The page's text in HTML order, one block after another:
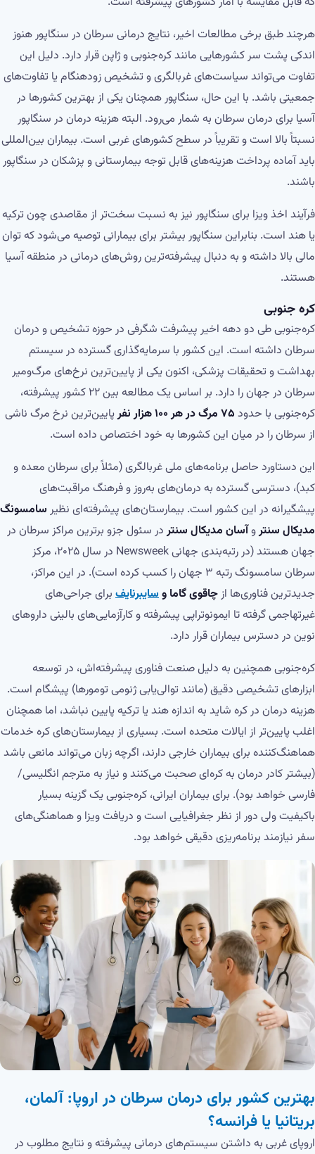
هرچند طبق برخی مطالعات اخیر، نتایج درمانی سرطان در سنگاپور هنوز
اندکی پشت سر کشورهایی مانند کره‌جنوبی و ژاپن قرار دارد. دلیل این
تفاوت می‌تواند سیاست‌های غربالگری و تشخیص زودهنگام یا تفاوت‌های
جمعیتی باشد. با این حال، سنگاپور همچنان یکی از بهترین کشورها در
آسیا برای درمان سرطان به شمار می‌رود. البته هزینه درمان در سنگاپور
نسبتاً بالا است و تقریباً در سطح کشورهای غربی است. بیماران بین‌المللی
باید آماده پرداخت هزینه‌های قابل توجه بیمارستانی و پزشکان در سنگاپور
باشند.
فرآیند اخذ ویزا برای سنگاپور نیز به نسبت سخت‌تر از مقاصدی چون ترکیه
یا هند است. بنابراین سنگاپور بیشتر برای بیمارانی توصیه می‌شود که توان
مالی بالا داشته و به دنبال پیشرفته‌ترین روش‌های درمانی در منطقه آسیا
هستند.
کره جنوبی
کره‌جنوبی طی دو دهه اخیر پیشرفت شگرفی در حوزه تشخیص و درمان
سرطان داشته است. این کشور با سرمایه‌گذاری گسترده در سیستم
بهداشت و تحقیقات پزشکی، اکنون یکی از پایین‌ترین نرخ‌های مرگ‌ومیر
سرطان در جهان را دارد. بر اساس یک مطالعه بین ۲۲ کشور پیشرفته،
کره‌جنوبی با حدود ۷۵ مرگ در هر ۱۰۰ هزار نفر
پایین‌ترین نرخ مرگ ناشی
از سرطان را در میان این کشورها به خود اختصاص داده است.
این دستاورد حاصل برنامه‌های ملی غربالگری (مثلاً برای سرطان معده و
کبد)، دسترسی گسترده به درمان‌های به‌روز و فرهنگ مراقبت‌های
پیشگیرانه در این کشور است. بیمارستان‌های پیشرفته‌ای نظیر سامسونگ
مدیکال سنتروآسان مدیکال سنتردر سئول جزو برترین مراکز سرطان در
جهان هستند (در رتبه‌بندی جهانی Newsweek در سال ۲۰۲۵، مرکز
سرطان سامسونگ رتبه ۳ جهان را کسب کرده است). در این مراکز،
جدیدترین فناوری‌ها ازچاقوی گاما وسایبرنایف برای جراحی‌های
غیرتهاجمی گرفته تا ایمونوتراپی پیشرفته و کارآزمایی‌های بالینی داروهای
نوین در دسترس بیماران قرار دارد.
کره‌جنوبی همچنین به دلیل صنعت فناوری پیشرفته‌اش، در توسعه
ابزارهای تشخیصی دقیق (مانند توالی‌یابی ژنومی تومورها) پیشگام است.
هزینه درمان در کره شاید به اندازه هند یا ترکیه پایین نباشد، اما همچنان
اغلب پایین‌تر از ایالات متحده است. بسیاری از بیمارستان‌های کره خدمات
هماهنگ‌کننده برای بیماران خارجی دارند، اگرچه زبان می‌تواند مانعی باشد
(بیشتر کادر درمان به کره‌ای صحبت می‌کنند و نیاز به مترجم انگلیسی/
فارسی خواهد بود). برای بیماران ایرانی، کره‌جنوبی یک گزینه بسیار
باکیفیت ولی دور از نظر جغرافیایی است و دریافت ویزا و هماهنگی‌های
سفر نیازمند برنامه‌ریزی دقیقی خواهد بود.
بهترین کشور برای درمان سرطان در اروپا: آلمان،
بریتانیا یا فرانسه؟
اروپای غربی به داشتن سیستم‌های درمانی پیشرفته و نتایج مطلوب در